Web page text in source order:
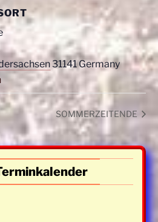
31141 Germany
SOMMERZEITENDE